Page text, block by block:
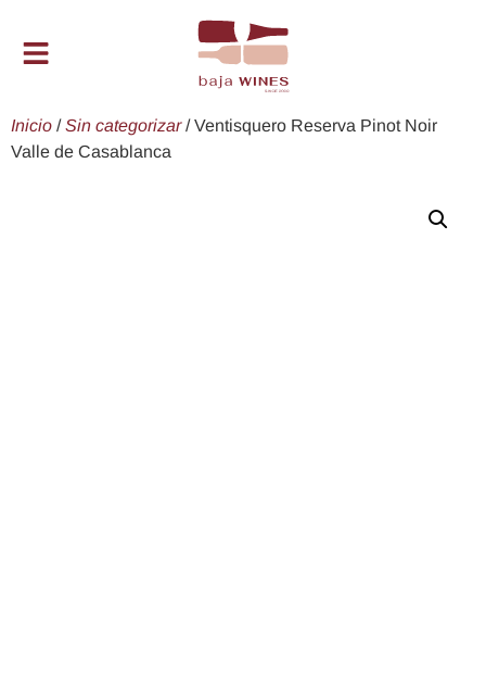
Inicio /Sin categorizar/ Ventisquero Reserva Pinot Noir
Valle de Casablanca